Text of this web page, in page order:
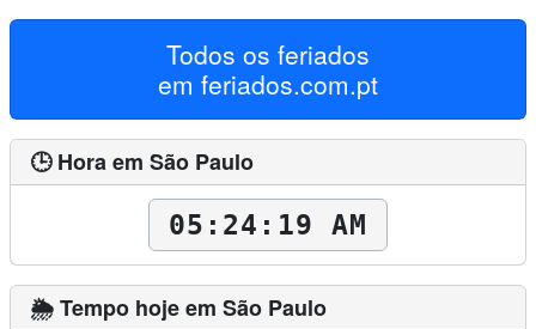
Todos os feriados
em feriados.com.pt
🕒 Hora em São Paulo
05:24:20 AM
🌦️ Tempo hoje em São Paulo